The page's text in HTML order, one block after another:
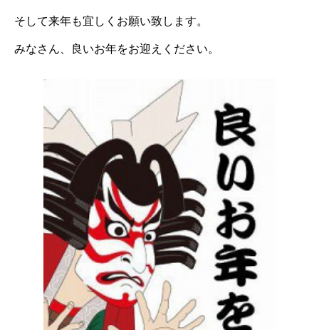
そして来年も宜しくお願い致します。
みなさん、良いお年をお迎えください。